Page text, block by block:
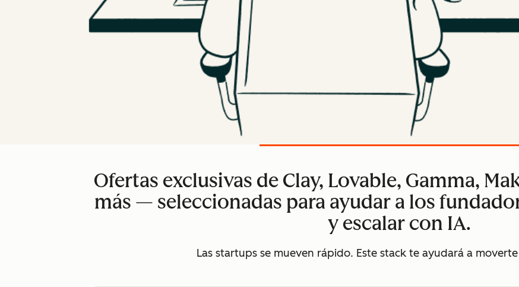
Ofertas exclusivas de Clay, Lovable, Gamma,
más — seleccionadas para ayudar a los
y escalar con IA.
Las startups se mueven rápido. Este stack te ayudará a